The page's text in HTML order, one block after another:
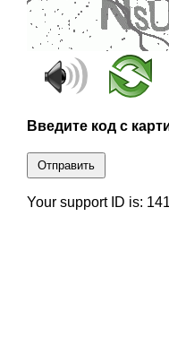
Введите код с
Отправить
Your support ID is: